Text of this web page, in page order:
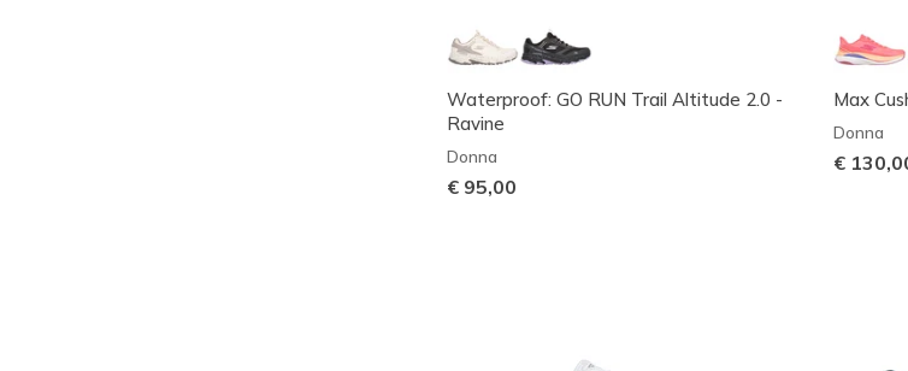
Waterproof: GO RUN Trail Altitude 2.0 -
Ravine
Donna
€ 95,00
Max
Donna
€